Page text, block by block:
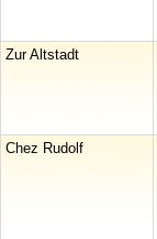
Zur Altstadt
Chez Rudolf